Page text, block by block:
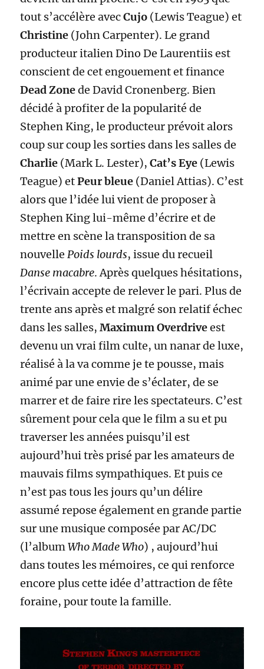
tout s’accélère avecCujo (Lewis Teague) et
Christine (John Carpenter). Le grand
producteur italien Dino De Laurentiis est
conscient de cet engouement et finance
Dead Zonede David Cronenberg. Bien
décidé à profiter de la popularité de
Stephen King, le producteur prévoit alors
coup sur coup les sorties dans les salles de
Charlie (Mark L. Lester),Cat’s Eye (Lewis
Teague) etPeur bleue (Daniel Attias). C’est
alors que l’idée lui vient de proposer à
Stephen King lui-même d’écrire et de
mettre en scène la transposition de sa
nouvellePoids lourds, issue du recueil
Danse macabre. Après quelques hésitations,
l’écrivain accepte de relever le pari. Plus de
trente ans après et malgré son relatif échec
dans les salles,Maximum Overdriveest
devenu un vrai film culte, un nanar de luxe,
réalisé à la va comme je te pousse, mais
animé par une envie de s’éclater, de se
marrer et de faire rire les spectateurs. C’est
sûrement pour cela que le film a su et pu
traverser les années puisqu’il est
aujourd’hui très prisé par les amateurs de
mauvais films sympathiques. Et puis ce
n’est pas tous les jours qu’un délire
assumé repose également en grande partie
sur une musique composée par AC/DC
(l’albumWho Made Who) , aujourd’hui
dans toutes les mémoires, ce qui renforce
encore plus cette idée d’attraction de fête
foraine, pour toute la famille.